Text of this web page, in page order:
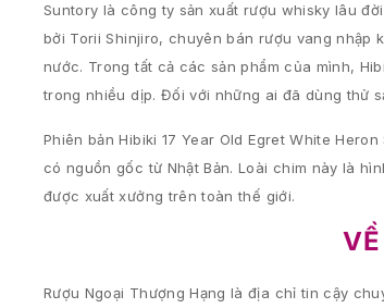
Suntory là công ty sản xuất rượu whisky lâu
bởi Torii Shinjiro, chuyên bán rượu vang nhập
nước. Trong tất cả các sản phẩm của mình,
trong nhiều dịp. Đối với những ai đã dùng thử
Phiên bản Hibiki 17 Year Old Egret White
có nguồn gốc từ Nhật Bản. Loài chim này là
được xuất xưởng trên toàn thế giới.
Rượu Ngoại Thượng Hạng là địa chỉ tin cậy